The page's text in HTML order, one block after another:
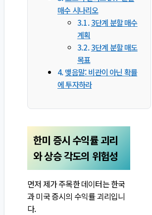
매수 시나리오
3단계 분할 매수
계획
3단계 분할 매도
목표
맺음말: 비관이 아닌 확률
에 투자하라
한미 증시 수익률 괴리
와 상승 각도의 위험성
먼저 제가 주목한 데이터는 한국
과 미국 증시의 수익률 괴리입니
다.